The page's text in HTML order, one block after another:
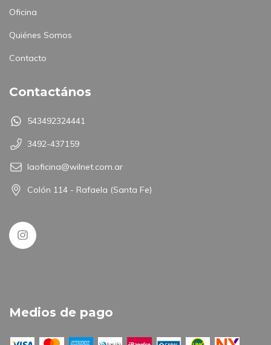
Oficina
Quiénes Somos
Contacto
Contactános
543492324441
3492-437159
laoficina@wilnet.com.ar
Colón 114 - Rafaela (Santa Fe)
Medios de pago